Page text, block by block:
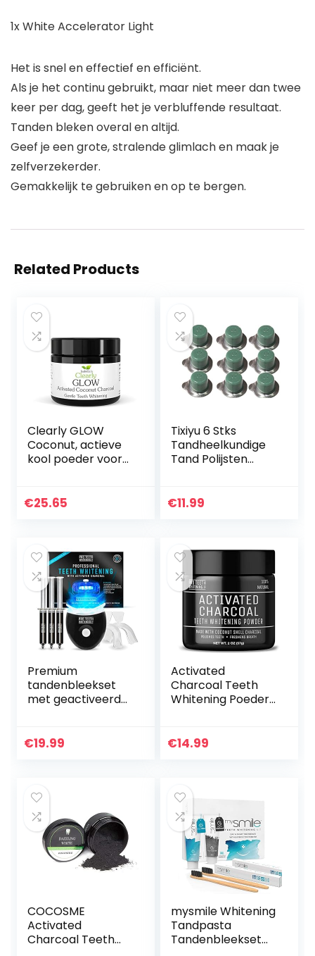
1x White Accelerator Light
Het is snel en effectief en efficiënt.
Als je het continu gebruikt, maar niet meer dan twee
keer per dag, geeft het je verbluffende resultaat.
Tanden bleken overal en altijd.
Geef je een grote, stralende glimlach en maak je
zelfverzekerder.
Gemakkelijk te gebruiken en op te bergen.
Related Products
Clearly GLOW
Coconut, actieve
kool poeder voor
natuurlijk, food
€25.65
Tixiyu 6 Stks
Tandheelkundige
Tand Polijsten
Burnisher
€11.99
Premium
tandenbleekset
met geactiveerde
– 6 toepassingen
€19.99
Activated
Charcoal Teeth
Whitening Poeder
Natural Tanden
€14.99
COCOSME
Activated
Charcoal Teeth
mysmile Whitening
Tandpasta
Tandenbleekset